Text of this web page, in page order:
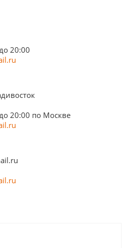
20:00
20:00 по Москве